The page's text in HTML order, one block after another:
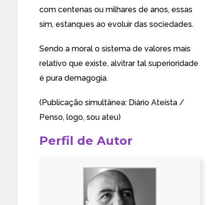
com centenas ou milhares de anos, essas
sim, estanques ao evoluir das sociedades.
Sendo a moral o sistema de valores mais
relativo que existe, alvitrar tal superioridade
é pura demagogia.
(Publicação simultânea: Diário Ateísta /
Penso, logo, sou ateu)
Perfil de Autor